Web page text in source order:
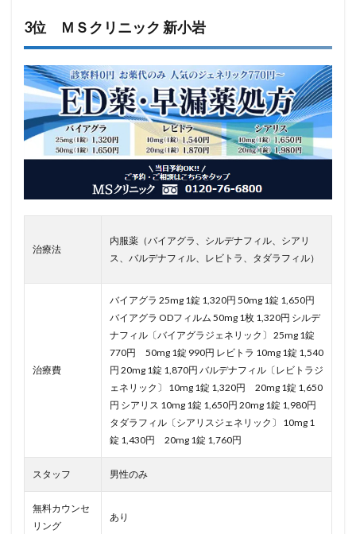
3位 ＭＳクリニック 新小岩
治療法
内服薬（バイアグラ、シルデナフィル、シアリ
ス、バルデナフィル、レビトラ、タダラフィル）
治療費
バイアグラ 25mg 1錠 1,320円 50mg 1錠 1,650円
バイアグラ ODフィルム 50mg 1枚 1,320円 シルデ
ナフィル〔バイアグラジェネリック〕 25mg 1錠
770円 50mg 1錠 990円 レビトラ 10mg 1錠 1,540
円 20mg 1錠 1,870円 バルデナフィル〔レビトラジ
ェネリック〕 10mg 1錠 1,320円 20mg 1錠 1,650
円 シアリス 10mg 1錠 1,650円 20mg 1錠 1,980円
タダラフィル〔シアリスジェネリック〕 10mg 1
錠 1,430円 20mg 1錠 1,760円
スタッフ 男性のみ
無料カウンセ
リング
あり